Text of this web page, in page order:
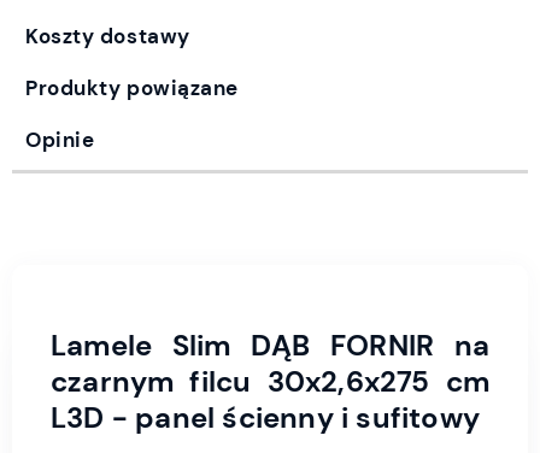
Koszty dostawy
Produkty powiązane
Opinie
Lamele Slim DĄB FORNIR na
czarnym filcu 30x2,6x275 cm
L3D - panel ścienny i sufitowy